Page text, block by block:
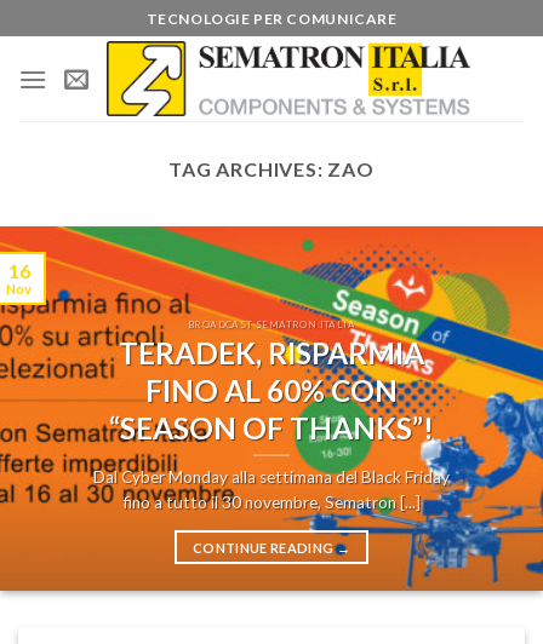
to
content
TECNOLOGIE PER COMUNICARE
TAG ARCHIVES: ZAO
BROADCAST SEMATRON ITALIA
TERADEK, RISPARMIA
FINO AL 60% CON
“SEASON OF THANKS”!
Dal Cyber Monday alla settimana del Black Friday
fino a tutto il 30 novembre, Sematron [...]
CONTINUE READING→
16
Nov